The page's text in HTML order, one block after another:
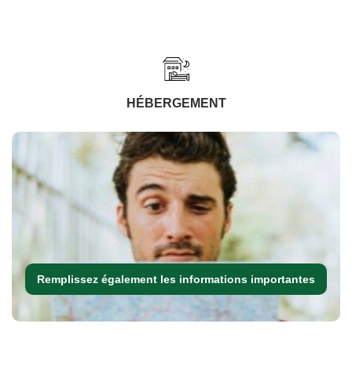
HÉBERGEMENT
Remplissez également les informations importantes